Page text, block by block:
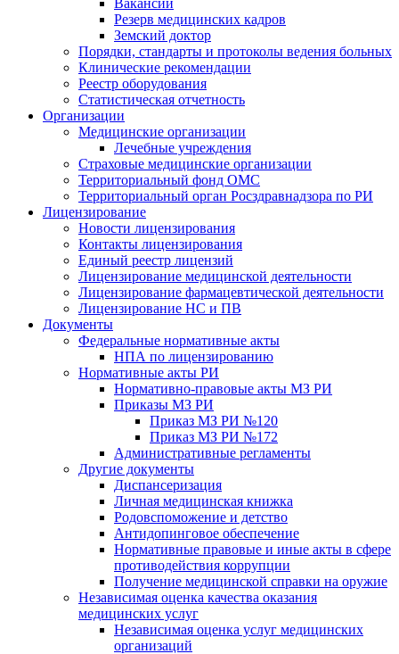
Резерв медицинских кадров
Земский доктор
Порядки, стандарты и протоколы ведения больных
Клинические рекомендации
Реестр оборудования
Статистическая отчетность
Организации
Медицинские организации
Лечебные учреждения
Страховые медицинские организации
Территориальный фонд ОМС
Территориальный орган Росздравнадзора по РИ
Лицензирование
Новости лицензирования
Контакты лицензирования
Единый реестр лицензий
Лицензирование медицинской деятельности
Лицензирование фармацевтической деятельности
Лицензирование НС и ПВ
Документы
Федеральные нормативные акты
НПА по лицензированию
Нормативные акты РИ
Нормативно-правовые акты МЗ РИ
Приказы МЗ РИ
Приказ МЗ РИ №120
Приказ МЗ РИ №172
Административные регламенты
Другие документы
Диспансеризация
Личная медицинская книжка
Родовспоможение и детство
Антидопинговое обеспечение
Нормативные правовые и иные акты в сфере
противодействия коррупции
Получение медицинской справки на оружие
Независимая оценка качества оказания
медицинских услуг
Независимая оценка услуг медицинскиx
организаций